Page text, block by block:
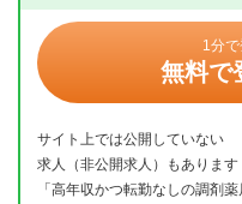
1分で
無料で
サイト上では公開していない
求人（非公開求人）もあります
「高年収かつ転勤なしの調剤